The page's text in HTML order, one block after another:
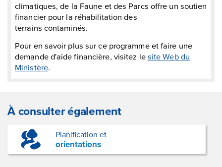
climatiques, de la Faune et des Parcs offre un soutien
financier pour la réhabilitation des
terrains contaminés.
Pour en savoir plus sur ce programme et faire une
demande d'aide financière, visitez lesite Web du
Ministère.
À consulter également
Planification et
orientations